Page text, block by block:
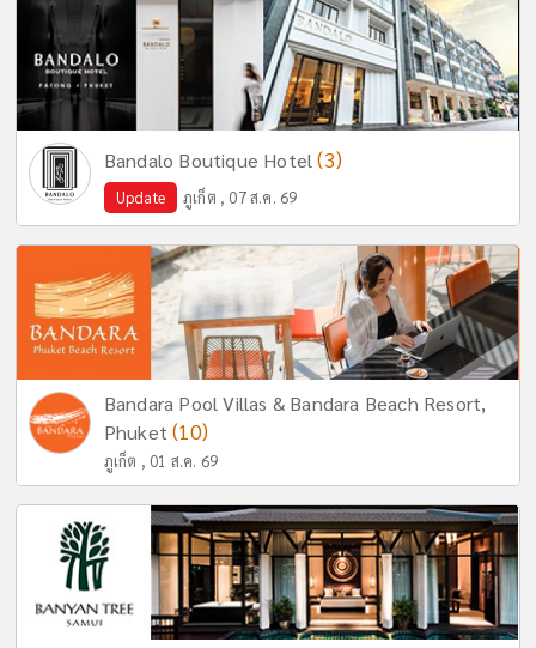
Bandalo Boutique Hotel(3)
Update ภูเก็ต , 07 ส.ค. 69
Bandara Pool Villas & Bandara Beach Resort,
Phuket(10)
ภูเก็ต , 01 ส.ค. 69